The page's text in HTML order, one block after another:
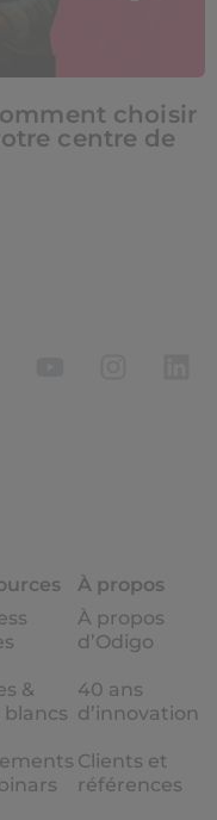
choisir
centre de
&
blancs
À propos
À propos
d’Odigo
40 ans
d’innovation
Clients et
références